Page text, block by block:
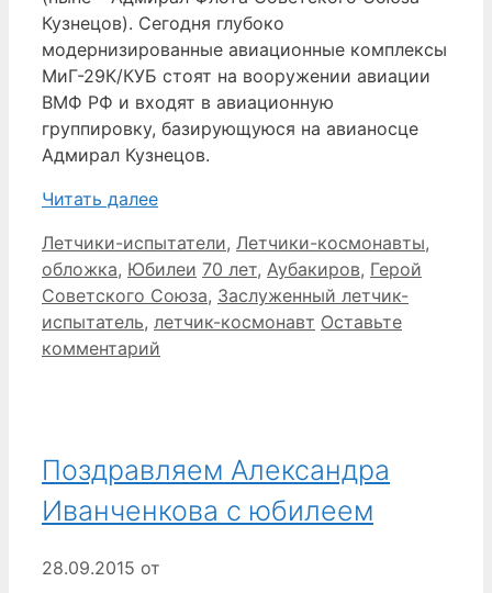
Кузнецов). Сегодня глубоко
модернизированные авиационные комплексы
МиГ-29К/КУБ стоят на вооружении авиации
ВМФ РФ и входят в авиационную
группировку, базирующуюся на авианосце
Адмирал Кузнецов.
Читать далее
Рубрики
Летчики-испытатели, Летчики-космонавты,
обложка, Юбилеи Метки
70 лет, Аубакиров, Герой
Советского Союза, Заслуженный летчик-
испытатель, летчик-космонавт Оставьте
комментарий
Поздравляем Александра
Иванченкова с юбилеем
28.09.2015 от